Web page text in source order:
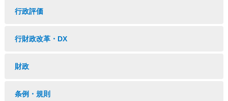
行政評価
行財政改革・DX
財政
条例・規則